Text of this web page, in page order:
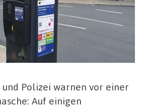
Polizei warnen vor einer
Auf einigen